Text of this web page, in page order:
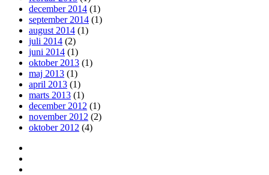
december 2014 (1)
september 2014 (1)
august 2014 (1)
juli 2014 (2)
juni 2014 (1)
oktober 2013 (1)
maj 2013 (1)
april 2013 (1)
marts 2013 (1)
december 2012 (1)
november 2012 (2)
oktober 2012 (4)